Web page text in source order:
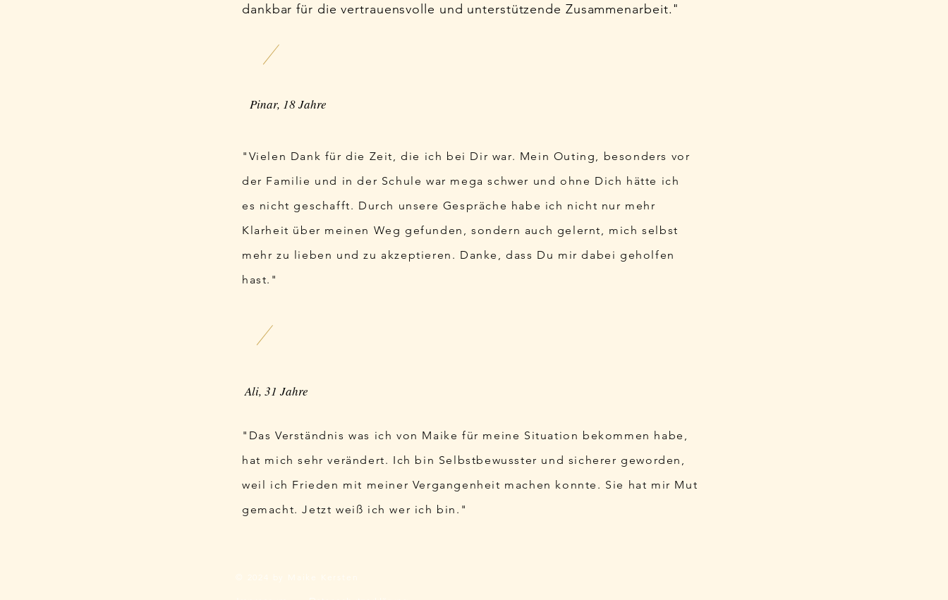
dankbar für die vertrauensvolle und unterstützende Zusammenarbeit."
Pinar, 18 Jahre
"Vielen Dank für die Zeit, die ich bei Dir war. Mein Outing, besonders vor
der Familie und in der Schule war mega schwer und ohne Dich hätte ich
es nicht geschafft. Durch unsere Gespräche habe ich nicht nur mehr
Klarheit über meinen Weg gefunden, sondern auch gelernt, mich selbst
mehr zu lieben und zu akzeptieren. Danke, dass Du mir dabei geholfen
hast."
Ali, 31 Jahre
"Das Verständnis was ich von Maike für meine Situation bekommen habe,
hat mich sehr verändert. Ich bin Selbstbewusster und sicherer geworden,
weil ich Frieden mit meiner Vergangenheit machen konnte. Sie hat mir Mut
gemacht. Jetzt weiß ich wer ich bin."
© 2024 by Maike Kersten